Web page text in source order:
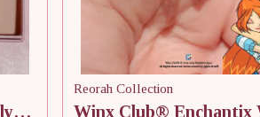
Swan Princess Odette Kolye, Yüzük, Bileklik Set
Reorah Collection